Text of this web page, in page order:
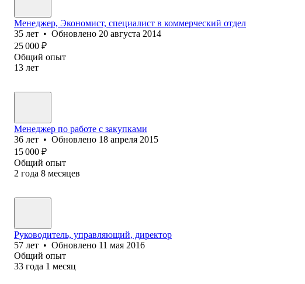
Менеджер, Экономист, специалист в коммерческий отдел
35 лет • Обновлено 20 августа 2014
25 000 ₽
Общий опыт
13 лет
Менеджер по работе с закупками
36 лет • Обновлено 18 апреля 2015
15 000 ₽
Общий опыт
2 года 8 месяцев
Руководитель, управляющий, директор
57 лет • Обновлено 11 мая 2016
Общий опыт
33 года 1 месяц